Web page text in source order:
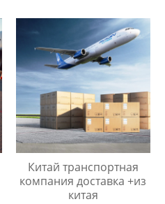
Китай транспортная
компания доставка +из
китая